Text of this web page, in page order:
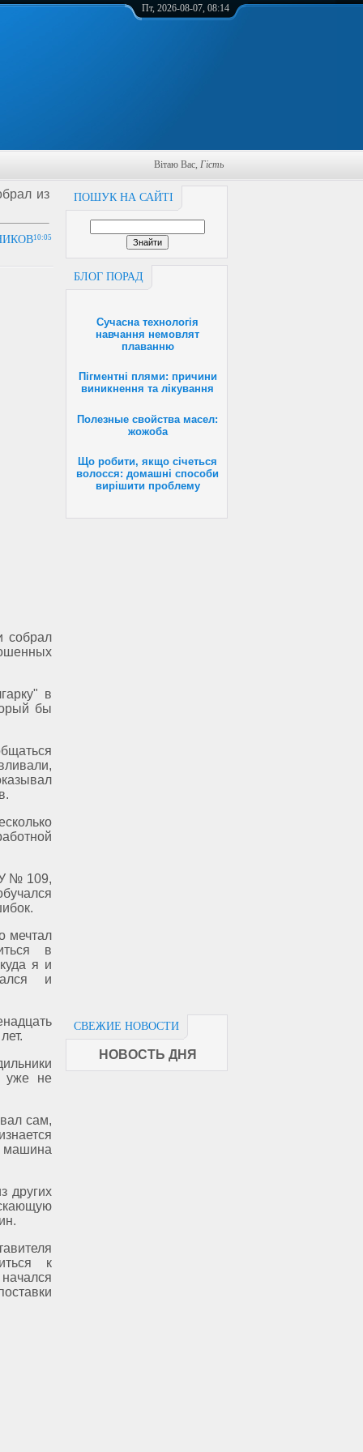
Пт, 2026-08-07, 08:14
Вітаю Вас, Гість
ПОШУК НА САЙТІ
БЛОГ ПОРАД
Сучасна технологія
навчання немовлят
плаванню
Пігментні плями: причини
виникнення та лікування
Полезные свойства масел:
жожоба
Що робити, якщо січеться
волосся: домашні способи
вирішити проблему
СВЕЖИЕ НОВОСТИ
НОВОСТЬ ДНЯ
из
10:05
собрал
в
бы
№ 109,
мечтал
в
я и
и
уже не
сам,
машина
других
к